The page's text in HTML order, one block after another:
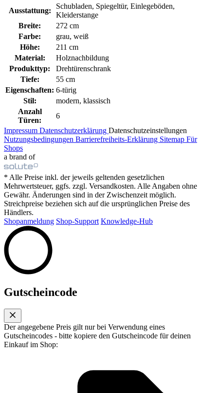
Ausstattung:
Schubladen, Spiegeltür, Einlegeböden,
Kleiderstange
Breite:
272 cm
Farbe:
grau, weiß
Höhe:
211 cm
Material:
Holznachbildung
Produkttyp:
Drehtürenschrank
Tiefe:
55 cm
Eigenschaften: 6-türig
Stil:
modern, klassisch
Anzahl
Türen:
6
Impressum Datenschutzerklärung Datenschutzeinstellungen
Nutzungsbedingungen Barrierefreiheits-Erklärung Sitemap Für
Shops
a brand of
* Alle Preise inkl. der jeweils geltenden gesetzlichen
Mehrwertsteuer, ggfs. zzgl. Versandkosten. Alle Angaben ohne
Gewähr. Änderungen sind in der Zwischenzeit möglich.
Streichpreise beziehen sich auf die ursprünglichen Preise des
Händlers.
Shopanmeldung Shop-Support Knowledge-Hub
Gutscheincode
Der angegebene Preis gilt nur bei Verwendung eines
Gutscheincodes - bitte kopiere den Gutscheincode für deinen
Einkauf im Shop: